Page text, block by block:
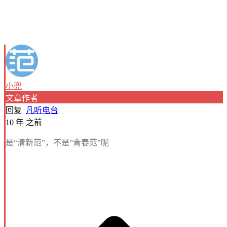
小兜
文章作者
回复
凡听电台
10 年 之前
是“清新范”，不是”青春范”呢